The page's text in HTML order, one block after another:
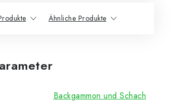
Ähnliche Produkte
Backgammon und Schach